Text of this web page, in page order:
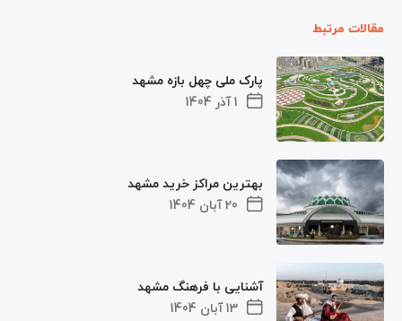
مقالات مرتبط
1 آذر 1404
پارک ملی چهل بازه مشهد
20 آبان 1404
بهترین مراکز خرید مشهد
13 آبان 1404
آشنایی با فرهنگ مشهد